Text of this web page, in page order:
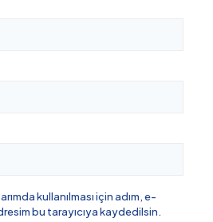
kullanılması için adım, e-
bu tarayıcıya kaydedilsin.